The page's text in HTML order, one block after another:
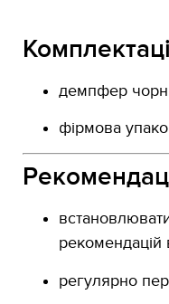
демпфер
фірмова
регулярно